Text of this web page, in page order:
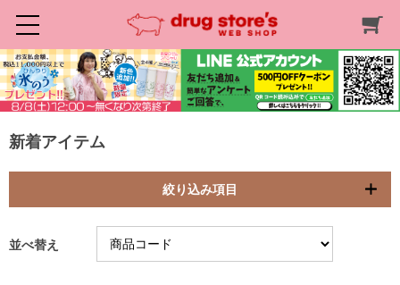
新着アイテム
絞り込み項目
並べ替え